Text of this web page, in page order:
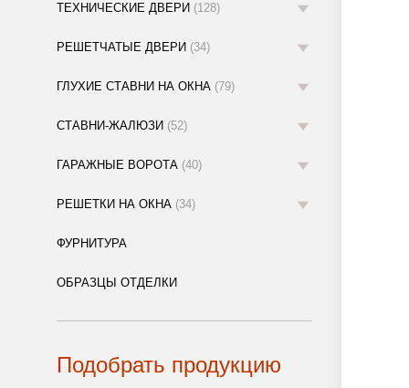
ТЕХНИЧЕСКИЕ ДВЕРИ (128)
РЕШЕТЧАТЫЕ ДВЕРИ (34)
ГЛУХИЕ СТАВНИ НА ОКНА (79)
СТАВНИ-ЖАЛЮЗИ (52)
ГАРАЖНЫЕ ВОРОТА (40)
РЕШЕТКИ НА ОКНА (34)
ФУРНИТУРА
ОБРАЗЦЫ ОТДЕЛКИ
Подобрать продукцию